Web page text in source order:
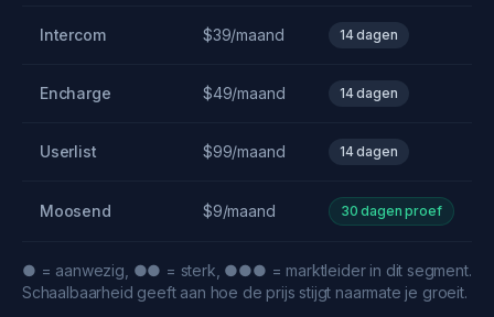
Intercom $39/maand 14 dagen
Encharge $49/maand 14 dagen
Userlist $99/maand 14 dagen
Moosend $9/maand 30 dagen proef
● = aanwezig, ●● = sterk, ●●● = marktleider in dit segment.
Schaalbaarheid geeft aan hoe de prijs stijgt naarmate je groeit.